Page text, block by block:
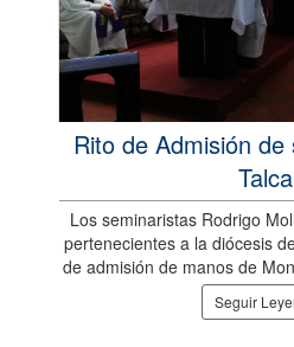
Rito de Admisión
Talca
Los seminaristas Rodrigo
pertenecientes a la diócesis
de admisión de manos de
Seguir